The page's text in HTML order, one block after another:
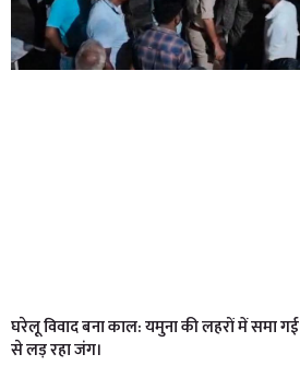
घरेलू विवाद बना काल: यमुना की लहरों में समा
से लड़ रहा जंग।